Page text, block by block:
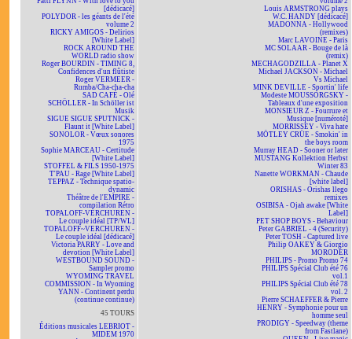
[dédicacé]
POLYDOR - les géants de l'été
volume 2
RICKY AMIGOS - Delirios
[White Label]
ROCK AROUND THE
WORLD radio show
Roger BOURDIN - TIMING 8,
Confidences d'un flûtiste
Roger VERMEER -
Rumba/Cha-cha-cha
SAD CAFÉ - Olé
SCHÖLLER - In Schöller ist
Musik
SIGUE SIGUE SPUTNICK -
Flaunt it [White Label]
SONOLOR - Vœux sonores
1975
Sophie MARCEAU - Certitude
[White Label]
STOFFEL & FILS 1950-1975
T'PAU - Rage [White Label]
TEPPAZ - Technique spatio-
dynamic
Théâtre de l'EMPIRE -
compilation Rétro
TOPALOFF-VERCHUREN -
Le couple idéal [TP/WL]
TOPALOFF~VERCHUREN -
Le couple idéal [dédicacé]
Victoria PARRY - Love and
devotion [White Label]
WESTBOUND SOUND -
Sampler promo
WYOMING TRAVEL
COMMISSION - In Wyoming
YANN - Continent perdu
(continue continue)
45 TOURS
Éditions musicales LEBRIOT -
MIDEM 1970
Louis ARMSTRONG plays
W.C. HANDY [dédicacé]
MADONNA - Hollywood
(remixes)
Marc LAVOINE - Paris
MC SOLAAR - Bouge de là
(remix)
MECHAGODZILLA - Planet X
Michael JACKSON - Michael
Vs Michael
MINK DEVILLE - Sportin' life
Modeste MOUSSORGSKY -
Tableaux d'une exposition
MONSIEUR Z - Fourrure et
Musique [numéroté]
MORRISSEY - Viva hate
MÖTLEY CRÜE - Smokin' in
the boys room
Murray HEAD - Sooner or later
MUSTANG Kollektion Herbst
Winter 83
Nanette WORKMAN - Chaude
[white label]
ORISHAS - Orishas llego
remixes
OSIBISA - Ojah awake [White
Label]
PET SHOP BOYS - Behaviour
Peter GABRIEL - 4 (Security)
Peter TOSH - Captured live
Philip OAKEY & Giorgio
MORODER
PHILIPS - Promo Promo 74
PHILIPS Spécial Club été 76
vol.1
PHILIPS Spécial Club été 78
vol. 2
Pierre SCHAEFFER & Pierre
HENRY - Symphonie pour un
homme seul
PRODIGY - Speedway (theme
from Fastlane)